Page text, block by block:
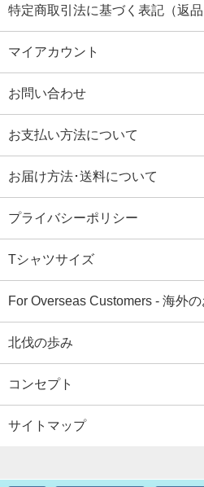
特定商取引法に基づく表記（返品
マイアカウント
お問い合わせ
お支払い方法について
お届け方法･送料について
プライバシーポリシー
Tシャツサイズ
For Overseas Customers - 海外
北伐の歩み
コンセプト
サイトマップ